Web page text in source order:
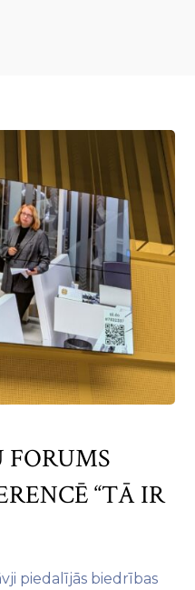
FORUMS
“TĀ IR
piedalījās biedrības